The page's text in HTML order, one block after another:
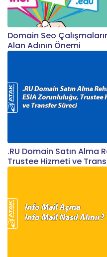
Domain Seo
Alan Adının Önemi
.RU Domain Satın Alma
Trustee Hizmeti ve